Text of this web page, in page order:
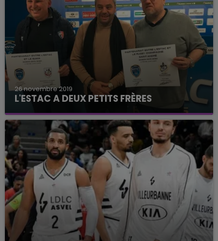
26 novembre 2019
L'ESTAC A DEUX PETITS FRÈRES
Le club de motoball du SUMA et le Rugby
Champagne Saint-André sont partenaires de
l'Estac.